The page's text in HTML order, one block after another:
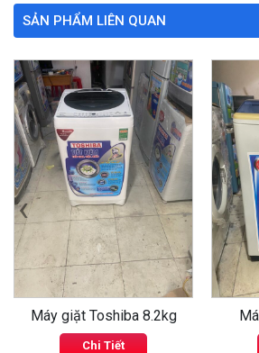
SẢN PHẨM LIÊN QUAN
Máy giặt Toshiba 8.2kg
Chi Tiết
‹